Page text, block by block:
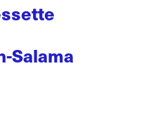
Salama